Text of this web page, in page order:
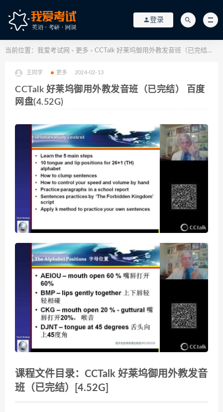
登录
当前位置： 我爱考试网 > 更多 > CCTalk 好莱坞御用外教发音班（已完结） 百度网盘(4.52G)
王同学 更多 2024-02-13
CCTalk 好莱坞御用外教发音班（已完结） 百度
网盘(4.52G)
课程文件目录：CCTalk 好莱坞御用外教发音
班（已完结）[4.52G]